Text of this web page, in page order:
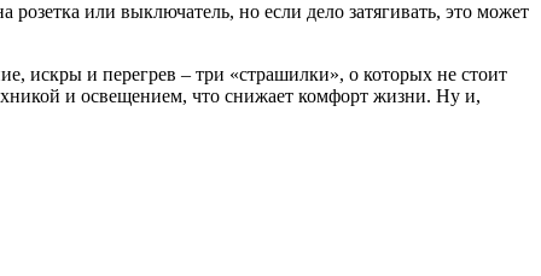
или выключатель, но если дело затягивать, это может
искры и перегрев – три «страшилки», о которых не стоит
и освещением, что снижает комфорт жизни. Ну и,